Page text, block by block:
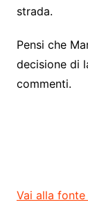
strada.
Pensi che
decisione di
commenti.
Vai alla